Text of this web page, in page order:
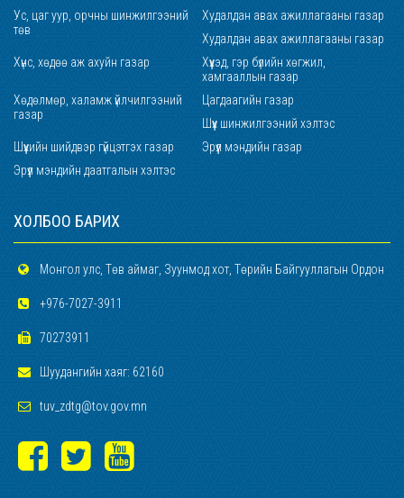
Ус, цаг уур, орчны шинжилгээний
төв
Худалдан авах ажиллагааны газар
Худалдан авах ажиллагааны газар
Хүнс, хөдөө аж ахуйн газар
Хүүхэд, гэр бүлийн хөгжил,
хамгааллын газар
Хөдөлмөр, халамж үйлчилгээний
газар
Цагдаагийн газар
Шүүх шинжилгээний хэлтэс
Шүүхийн шийдвэр гүйцэтгэх газар
Эрүүл мэндийн газар
Эрүүл мэндийн даатгалын хэлтэс
ХОЛБОО БАРИХ
Монгол улс, Төв аймаг, Зуунмод хот, Төрийн Байгууллагын Ордон
+976-7027-3911
70273911
Шуудангийн хаяг: 62160
tuv_zdtg@tov.gov.mn